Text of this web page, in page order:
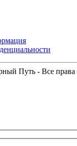
Путь - Все